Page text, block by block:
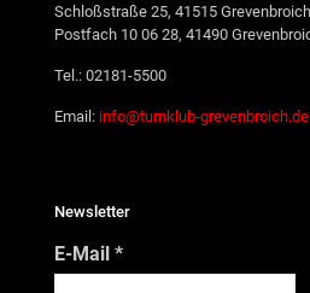
Schloßstraße 25, 41515 Grevenbroich
Postfach 10 06 28, 41490
Tel.: 02181-5500
Email: info@turnklub-grevenbroich.de
Newsletter
E-Mail *